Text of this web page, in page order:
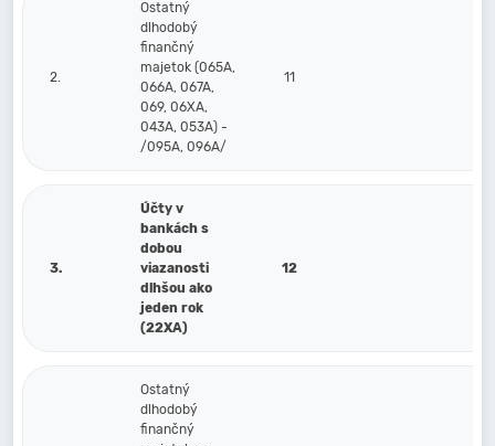
2.
Ostatný
dlhodobý
finančný
majetok (065A,
066A, 067A,
069, 06XA,
043A, 053A) -
/095A, 096A/
11
3.
Účty v
bankách s
dobou
viazanosti
dlhšou ako
jeden rok
(22XA)
12
Ostatný
dlhodobý
finančný